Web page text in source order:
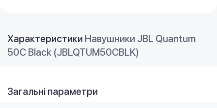
Характеристики Навушники JBL Quantum
50С Black (JBLQTUM50CBLK)
Загальні параметри